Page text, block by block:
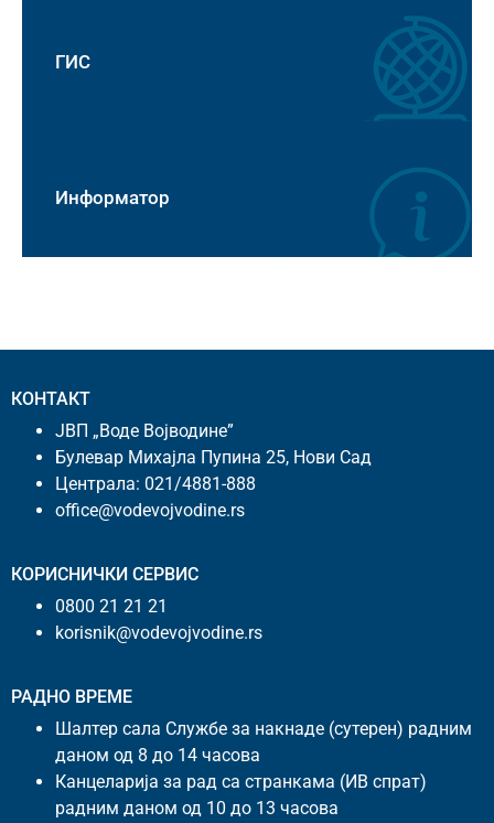
ГИС
Информатор
КОНТАКТ
ЈВП „Воде Војводине”
Булевар Михајла Пупина 25, Нови Сад
Централа: 021/4881-888
office@vodevojvodine.rs
КОРИСНИЧКИ СЕРВИС
0800 21 21 21
korisnik@vodevojvodine.rs
РАДНО ВРЕМЕ
Шалтер сала Службе за накнаде (сутерен) радним
даном од 8 до 14 часова
Канцеларија за рад са странкама (ИВ спрат)
радним даном од 10 до 13 часова